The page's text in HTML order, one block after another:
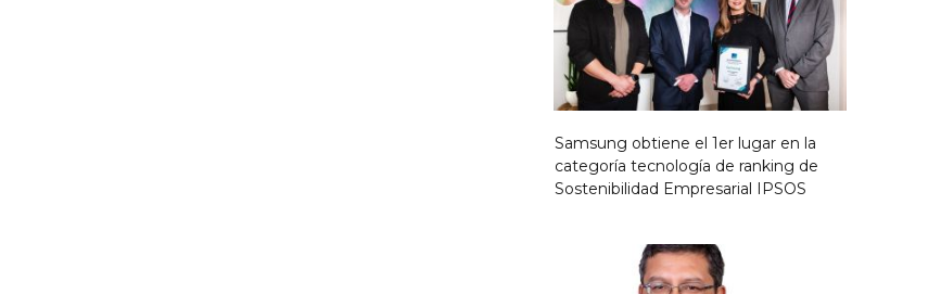
Samsung obtiene el 1er lugar en la
categoría tecnología de ranking de
Sostenibilidad Empresarial IPSOS